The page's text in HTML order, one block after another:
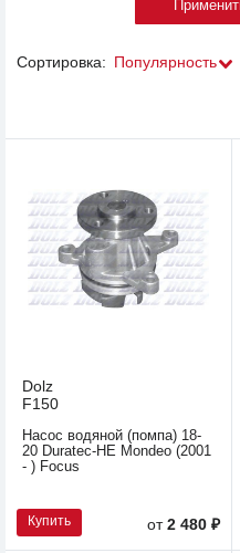
Сортировка: Популярность
Dolz
F150
Насос водяной (помпа) 18-
20 Duratec-HE Mondeo (2001
- ) Focus
Купить от2 480 ₽